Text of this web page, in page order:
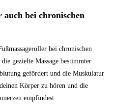
bei chronischen
bei ‍chronischen
gezielte Massage⁤ bestimmter
​gefördert und die ‌Muskulatur
⁤Körper zu hören⁣ und die‍
empfindest.